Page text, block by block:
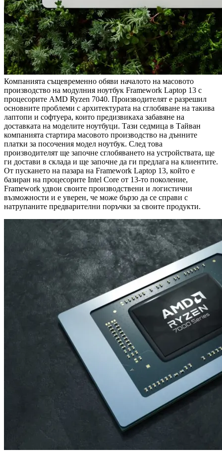
Компанията същевременно обяви началото на масовото
производство на модулния ноутбук Framework Laptop 13 с
процесорите AMD Ryzen 7040. Производителят е разрешил
основните проблеми с архитектурата на сглобяване на такива
лаптопи и софтуера, които предизвикаха забавяне на
доставката на моделите ноутбуци. Тази седмица в Тайван
компанията стартира масовото производство на дънните
платки за посочения модел ноутбук. След това
производителят ще започне сглобяването на устройствата, ще
ги достави в склада и ще започне да ги предлага на клиентите.
От пускането на пазара на Framework Laptop 13, който е
базиран на процесорите Intel Core от 13-то поколение,
Framework удвои своите производствени и логистични
възможности и е уверен, че може бързо да се справи с
натрупаните предварителни поръчки за своите продукти.